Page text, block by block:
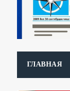
ГЛАВНАЯ